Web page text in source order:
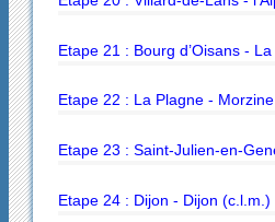
Etape 21 : Bourg d’Oisans -
Etape 22 : La Plagne - Morzine
Etape 23 : Saint-Julien-en-
Etape 24 : Dijon - Dijon (c.l.m.)